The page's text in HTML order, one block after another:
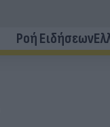
Ροή Ειδήσεων